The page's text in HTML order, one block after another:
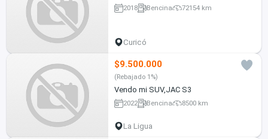
2018 Bencina 72154 km
Curicó
$9.500.000
(Rebajado 1%)
Vendo mi SUV,JAC S3
2022 Bencina 8500 km
La Ligua